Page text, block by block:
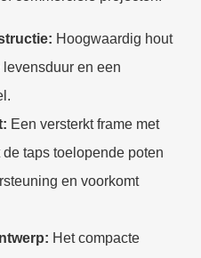
Hoogwaardig hout
en een
Een versterkt frame met
taps toelopende poten
en voorkomt
Het compacte